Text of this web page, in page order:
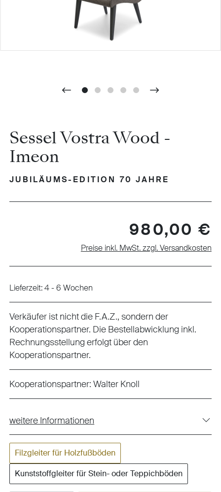
Sessel Vostra Wood -
Imeon
JUBILÄUMS-EDITION 70 JAHRE
980,00 €
Preise inkl. MwSt. zzgl. Versandkosten
Lieferzeit: 4 - 6 Wochen
Verkäufer ist nicht die F.A.Z., sondern der
Kooperationspartner. Die Bestellabwicklung inkl.
Rechnungsstellung erfolgt über den
Kooperationspartner.
Kooperationspartner:Walter Knoll
weitere Informationen
Filzgleiter für Holzfußböden
Kunststoffgleiter für Stein- oder Teppichböden